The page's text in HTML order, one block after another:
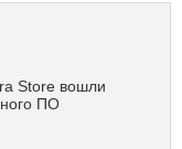
Store вошли
ПО